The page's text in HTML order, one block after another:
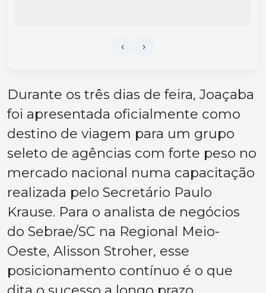
Durante os três dias de feira, Joaçaba
foi apresentada oficialmente como
destino de viagem para um grupo
seleto de agências com forte peso no
mercado nacional numa capacitação
realizada pelo Secretário Paulo
Krause. Para o analista de negócios
do Sebrae/SC na Regional Meio-
Oeste, Alisson Stroher, esse
posicionamento contínuo é o que